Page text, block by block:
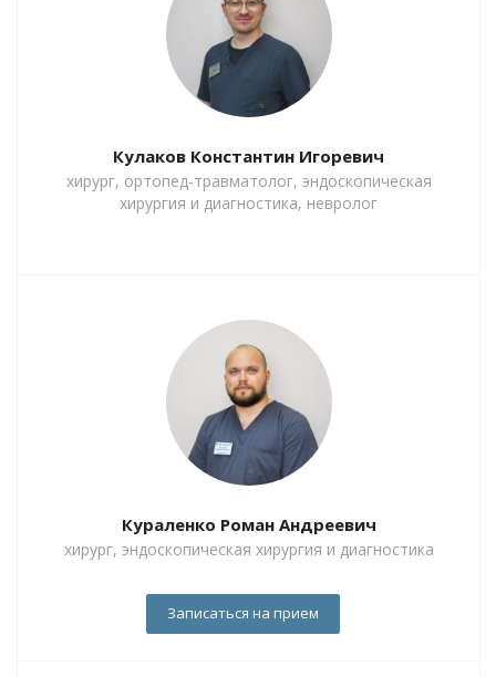
Кулаков Константин Игоревич
хирург, ортопед-травматолог, эндоскопическая
хирургия и диагностика, невролог
Кураленко Роман Андреевич
хирург, эндоскопическая хирургия и диагностика
Записаться на прием